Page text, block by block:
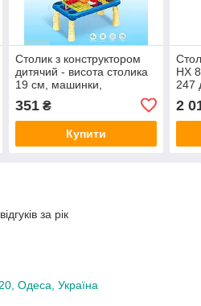
Столик з конструктором
дитячий - висота столика
19 см, машинки,
351₴
Купити
HX
247
2
за рік
Одеса, Україна